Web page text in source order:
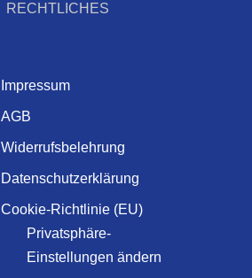
RECHTLICHES
Impressum
AGB
Widerrufsbelehrung
Datenschutzerklärung
Cookie-Richtlinie (EU)
Privatsphäre-
Einstellungen ändern